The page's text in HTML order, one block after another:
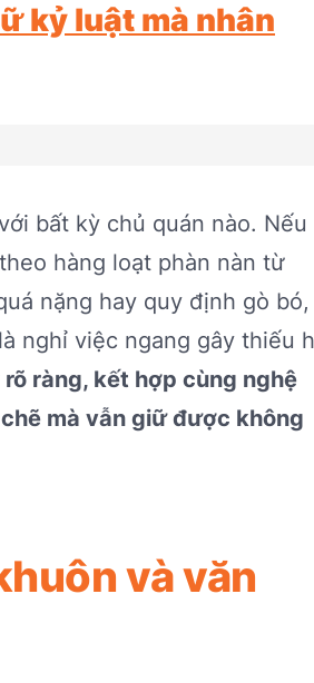
kỷ luật mà nhân
bất kỳ chủ quán nào. Nếu
hàng loạt phàn nàn từ
nặng hay quy định gò bó,
nghỉ việc ngang gây thiếu
rõ ràng, kết hợp cùng nghệ
mà vẫn giữ được không
và văn